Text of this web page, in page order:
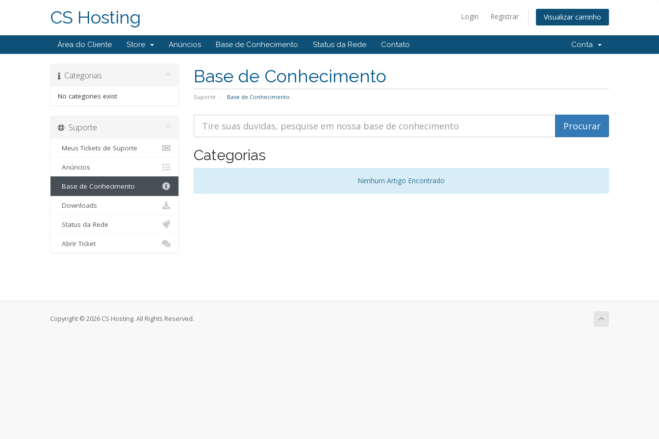
Login Registrar Visualizar carrinho
CS Hosting
Área do Cliente Store Anúncios Base de Conhecimento Status da Rede Contato Conta
Base de Conhecimento
Suporte Base de Conhecimento
Categorias
No categories exist
Categorias
Nenhum Artigo Encontrado
Suporte
Meus Tickets de Suporte
Anúncios
Base de Conhecimento
Downloads
Status da Rede
Abrir Ticket
Copyright © 2026 CS Hosting. All Rights Reserved.